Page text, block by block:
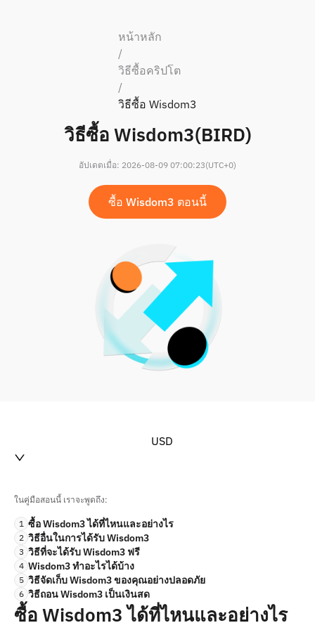
หน้าหลัก
/
วิธีซื้อคริปโต
/
วิธีซื้อ Wisdom3
วิธีซื้อ Wisdom3(BIRD)
อัปเดตเมื่อ: 2026-08-09 07:00:23(UTC+0)
ซื้อ Wisdom3 ตอนนี้
USD
ในคู่มือสอนนี้ เราจะพูดถึง:
1 ซื้อ Wisdom3 ได้ที่ไหนและอย่างไร
2 วิธีอื่นในการได้รับ Wisdom3
3 วิธีที่จะได้รับ Wisdom3 ฟรี
4 Wisdom3 ทำอะไรได้บ้าง
5 วิธีจัดเก็บ Wisdom3 ของคุณอย่างปลอดภัย
6 วิธีถอน Wisdom3 เป็นเงินสด
ซื้อ Wisdom3 ได้ที่ไหนและอย่างไร